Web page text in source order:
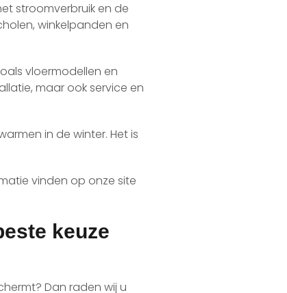
stroomverbruik en de
winkelpanden en
vloermodellen en
maar ook service en
in de winter. Het is
vinden op onze site
keuze
Dan raden wij u